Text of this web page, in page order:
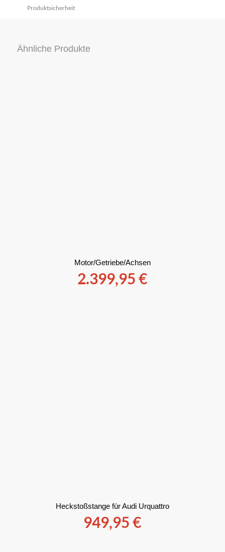
Produktsicherheit
Ähnliche Produkte
Motor/Getriebe/Achsen
2.399,95€
Heckstoßstange für Audi Urquattro
949,95€